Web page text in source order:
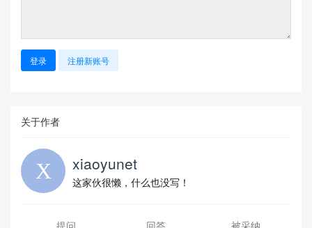
登录 注册新账号
关于作者
xiaoyunet
这家伙很懒，什么也没写！
提问 回答 被采纳